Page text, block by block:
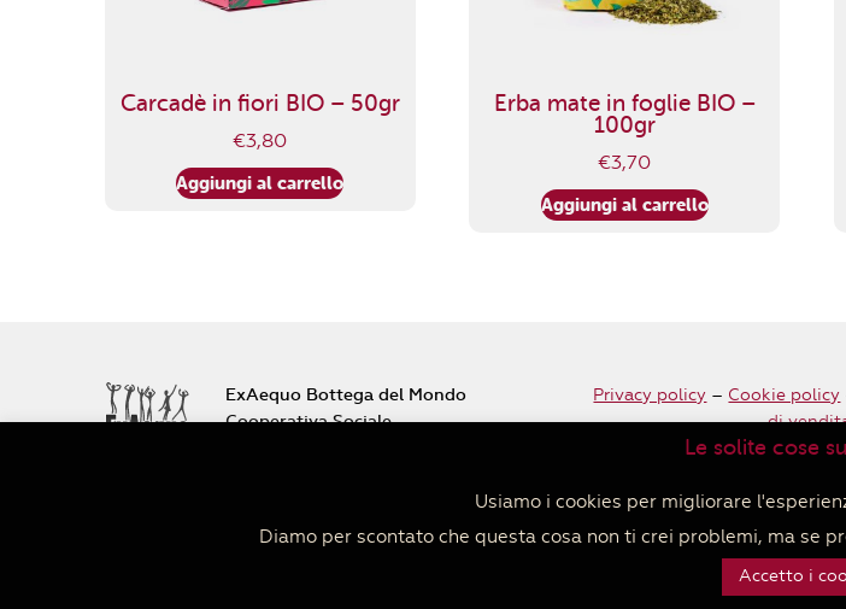
Carcadè in fiori BIO – 50gr
€3,80
Aggiungi al carrello
Erba mate in foglie BIO –
100gr
€3,70
Aggiungi al carrello
ExAequo Bottega del Mondo
Cooperativa Sociale
PIVA 04152680379
Privacy policy – Cookie policy
di
Le solite cose
Usiamo i cookies per migliorare
Diamo per scontato che questa cosa non ti crei problemi, ma se
Accetto i